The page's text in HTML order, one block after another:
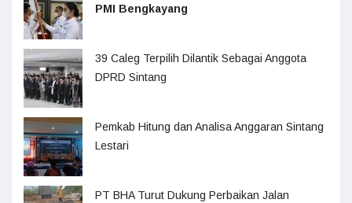
PMI Bengkayang
39 Caleg Terpilih Dilantik Sebagai Anggota
DPRD Sintang
Pemkab Hitung dan Analisa Anggaran Sintang
Lestari
PT BHA Turut Dukung Perbaikan Jalan